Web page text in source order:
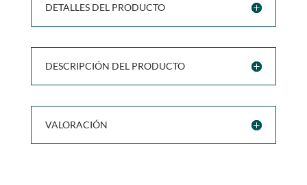
DETALLES DEL PRODUCTO
DESCRIPCIÓN DEL PRODUCTO
VALORACIÓN